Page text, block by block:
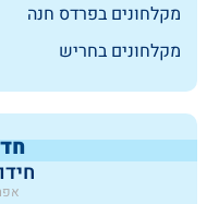
מקלחונים בפרדס חנה
מקלחונים בחריש
חדש
אפריל 19, 2026